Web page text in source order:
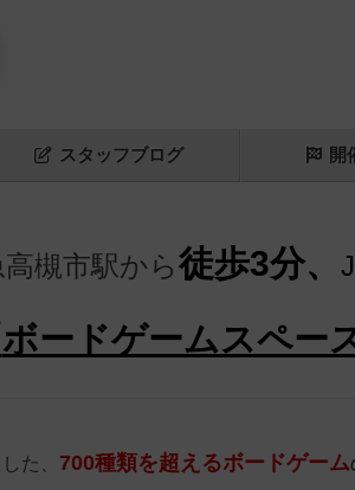
スタッフブログ 開
高槻市駅から徒歩3分、
ボードゲームスペー
た、 700種類を超えるボードゲーム